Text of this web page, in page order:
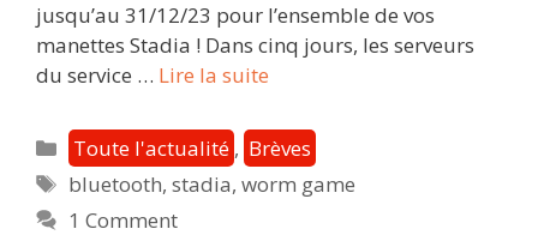
jusqu’au 31/12/23 pour l’ensemble de vos
manettes Stadia ! Dans cinq jours, les serveurs
du service … Lire la suite
« Worm
Game »
:
Catégories
Toute l'actualité , Brèves
Étiquettes
bluetooth,stadia,worm game
1 Comment